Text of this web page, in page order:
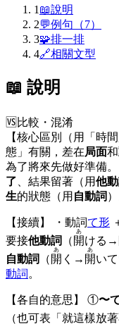
1 📖說明
2💬例句（7）
3🧩排一排
4🔗相關文型
📖 說明
🆚 比較・混淆
【核心區別（用「時
態」有關，差在局面和
為了將來先做好準備。
了 、結果留著（用他
生的狀態（用 自動詞 ）
【接續】 ・動詞て形
要接他動詞 （ 開
あ
ける→
自動詞
（ 開
あ
く→ 開
あ
いて
動詞 。
【各自的意思】 ①〜
（也可表「就這樣放